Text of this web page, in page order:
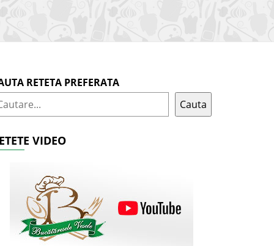
RETETA PREFERATA
Cauta
VIDEO